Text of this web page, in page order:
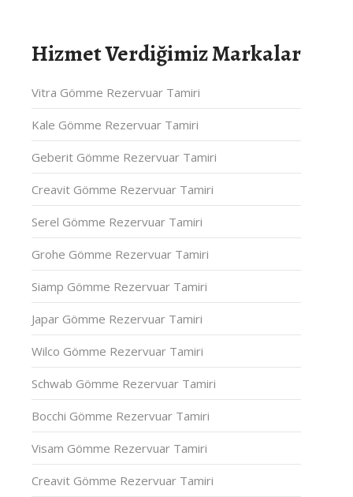
Hizmet Verdiğimiz Markalar
Vitra Gömme Rezervuar Tamiri
Kale Gömme Rezervuar Tamiri
Geberit Gömme Rezervuar Tamiri
Creavit Gömme Rezervuar Tamiri
Serel Gömme Rezervuar Tamiri
Grohe Gömme Rezervuar Tamiri
Siamp Gömme Rezervuar Tamiri
Japar Gömme Rezervuar Tamiri
Wilco Gömme Rezervuar Tamiri
Schwab Gömme Rezervuar Tamiri
Bocchi Gömme Rezervuar Tamiri
Visam Gömme Rezervuar Tamiri
Creavit Gömme Rezervuar Tamiri